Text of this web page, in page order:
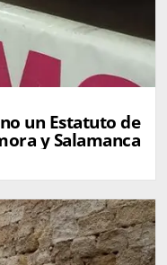
un Estatuto de
y Salamanca